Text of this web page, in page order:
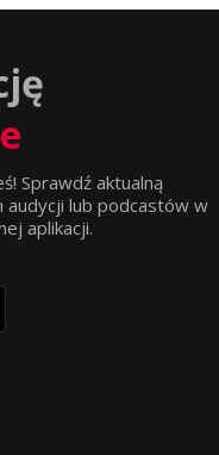
Sprawdź aktualną
audycji lub podcastów w
aplikacji.